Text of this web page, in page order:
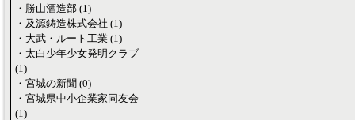
・ 勝山酒造部 (1)
・ 及源鋳造株式会社 (1)
・ 大武・ルート工業 (1)
・ 太白少年少女発明クラブ
(1)
・ 宮城の新聞 (0)
・ 宮城県中小企業家同友会
(1)